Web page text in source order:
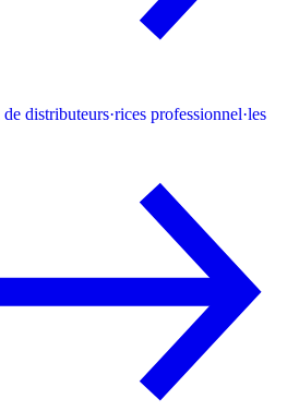
de distributeurs·rices professionnel·les